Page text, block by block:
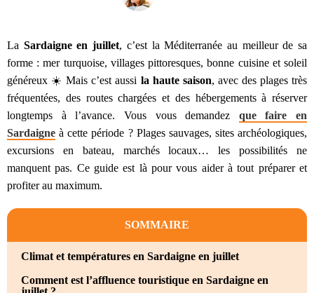
La Sardaigne en juillet, c’est la Méditerranée au meilleur de sa
forme : mer turquoise, villages pittoresques, bonne cuisine et soleil
généreux ☀️ Mais c’est aussi la haute saison, avec des plages très
fréquentées, des routes chargées et des hébergements à réserver
longtemps à l’avance. Vous vous demandez que faire en
Sardaigne à cette période ? Plages sauvages, sites archéologiques,
excursions en bateau, marchés locaux… les possibilités ne
manquent pas. Ce guide est là pour vous aider à tout préparer et
profiter au maximum.
SOMMAIRE
Climat et températures en Sardaigne en juillet
Comment est l’affluence touristique en Sardaigne en